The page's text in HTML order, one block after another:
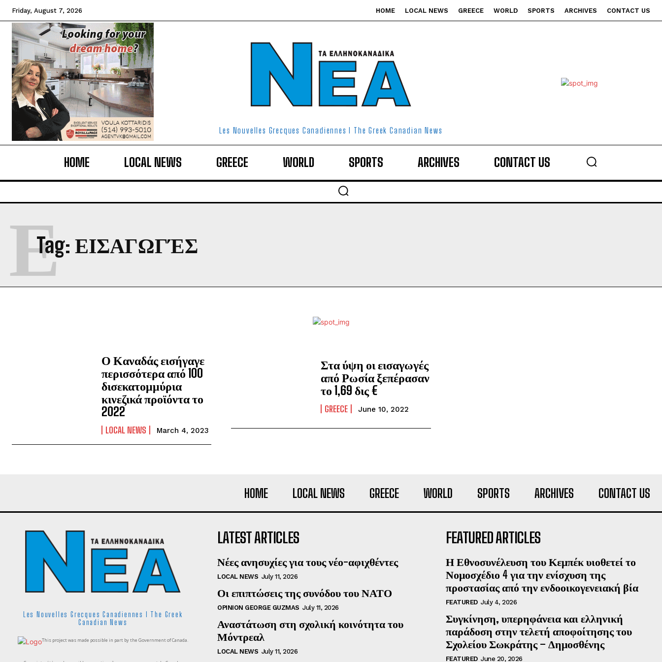
Friday, August 7, 2026 HOME LOCAL NEWS GREECE WORLD SPORTS ARCHIVES CONTACT US
Les Nouvelles Grecques Canadiennes I The Greek Canadian News
HOME LOCAL NEWS GREECE WORLD SPORTS ARCHIVES CONTACT US
Tag: ΕΙΣΑΓΩΓΈΣ
Ε
Ο Καναδάς εισήγαγε
περισσότερα από 100
δισεκατομμύρια
κινεζικά προϊόντα το
2022
LOCAL NEWS March 4, 2023
Στα ύψη οι εισαγωγές
από Ρωσία ξεπέρασαν
το 1,69 δις €
GREECE June 10, 2022
HOME LOCAL NEWS GREECE WORLD SPORTS ARCHIVES CONTACT US
Les Nouvelles Grecques Canadiennes I The Greek
Canadian News
This project was made possible in part by the Government of Canada.
LATEST ARTICLES
Νέες ανησυχίες για τους νέο-αφιχθέντες
LOCAL NEWS July 11, 2026
Οι επιπτώσεις της συνόδου του ΝΑΤΟ
OPINION GEORGE GUZMAS July 11, 2026
Αναστάτωση στη σχολική κοινότητα του
Μόντρεαλ
LOCAL NEWS July 11, 2026
FEATURED ARTICLES
Η Εθνοσυνέλευση του Κεμπέκ υιοθετεί το
Νομοσχέδιο 4 για την ενίσχυση της
προστασίας από την ενδοοικογενειακή βία
FEATURED July 4, 2026
Συγκίνηση, υπερηφάνεια και ελληνική
παράδοση στην τελετή αποφοίτησης του
Σχολείου Σωκράτης – Δημοσθένης
FEATURED June 20, 2026